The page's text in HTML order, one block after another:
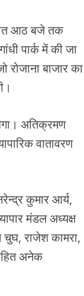
आठ बजे तक
पार्क में की जा
बाजार का
अतिक्रमण
वातावरण
कुमार आर्य,
मंडल अध्यक्ष
चुघ, राजेश कामरा,
अनेक